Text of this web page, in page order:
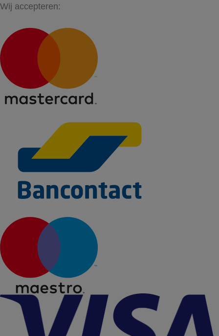
Wij accepteren: